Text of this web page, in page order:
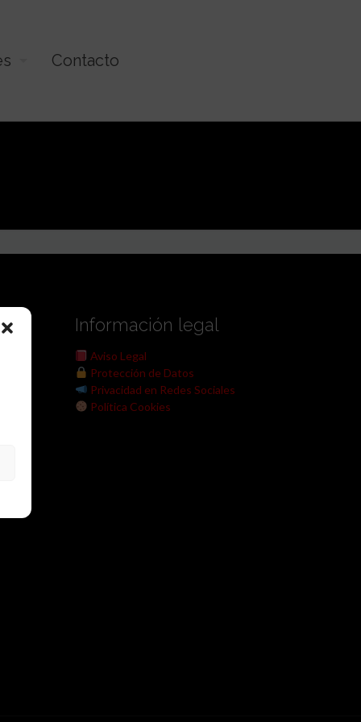
Contacto
Información legal
Aviso Legal
Protección de Datos
Privacidad en Redes Sociales
Política Cookies